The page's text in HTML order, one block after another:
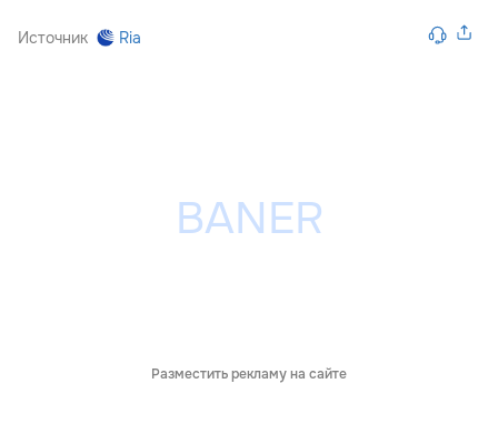
Источник Ria
Разместить рекламу на сайте